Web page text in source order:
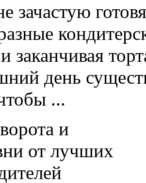
зачастую
заканчивая
день
...